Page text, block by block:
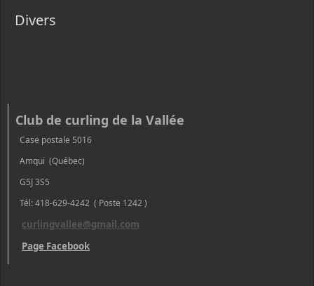
Divers
Club de curling de la Vallée
Case postale 5016
Amqui (Québec)
G5J 3S5
Tél: 418-629-4242 ( Poste 1242 )
curlingvallee@gmail.com
Page Facebook